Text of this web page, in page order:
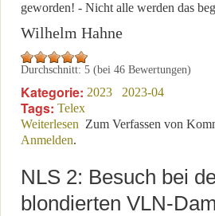
geworden! - Nicht alle werden das
Wilhelm Hahne
Durchschnitt: 5 (bei 46 Bewertungen)
Kategorie: 2023 2023-04
Tags: Telex
Weiterlesen über Porsche: Ein Stück
Zum Verfassen von
Anmelden.
NLS 2: Besuch bei
blondierten VLN-